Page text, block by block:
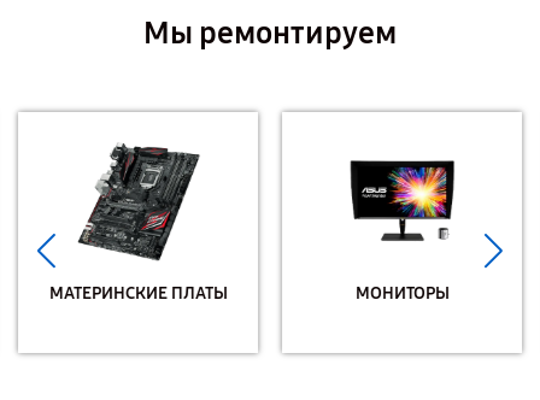
Мы ремонтируем
МАТЕРИНСКИЕ ПЛАТЫ МОНИТОРЫ